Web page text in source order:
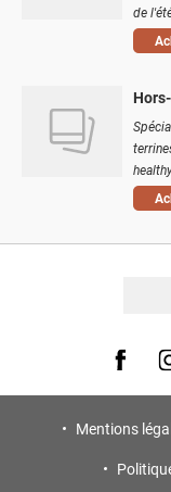
de
Visit us
Mentions